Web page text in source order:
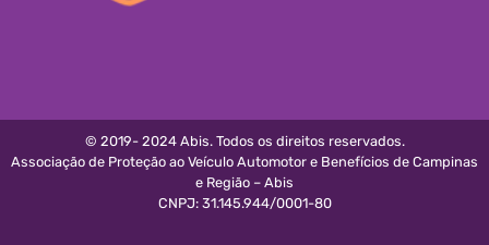
© 2019- 2024 Abis. Todos os direitos reservados.
Associação de Proteção ao Veículo Automotor e Benefícios de Campinas
e Região – Abis
CNPJ: 31.145.944/0001-80